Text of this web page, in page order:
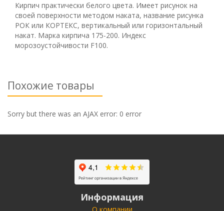
Кирпич практически белого цвета. Имеет рисунок на
своей поверхности методом наката, название рисунка
РОК или КОРТЕКС, вертикальный или горизонтальный
накат. Марка кирпича 175-200. Индекс
морозоустойчивости F100.
Похожие товары
Sorry but there was an AJAX error: 0 error
Информация